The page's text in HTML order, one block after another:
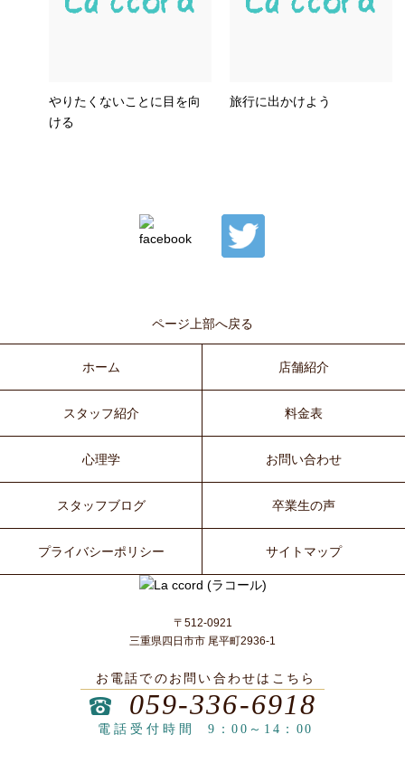
やりたくないことに目を向
ける
旅行に出かけよう
ページ上部へ戻る
ホーム 店舗紹介
スタッフ紹介 料金表
心理学 お問い合わせ
スタッフブログ 卒業生の声
プライバシーポリシー サイトマップ
〒512-0921
三重県四日市市 尾平町2936-1
お電話でのお問い合わせはこちら
059-336-6918
電話受付時間 9：00～14：00